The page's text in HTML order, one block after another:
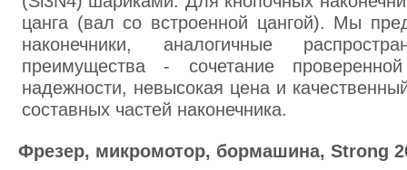
цанга (вал со встроенной цангой). Мы
наконечники, аналогичные
преимущества - сочетание
надежности, невысокая цена и
составных частей наконечника.
Фрезер, микромотор, бормашина, Strong